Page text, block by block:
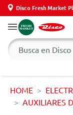
Disco Fresh Market
HOME
AUXILIARES